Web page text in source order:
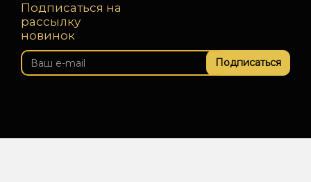
Подписаться на
рассылку
новинок
Подписаться